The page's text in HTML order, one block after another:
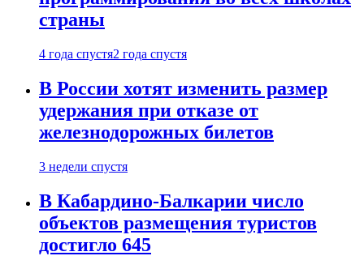
страны
4 года спустя2 года спустя
В России хотят изменить размер
удержания при отказе от
железнодорожных билетов
3 недели спустя
В Кабардино-Балкарии число
объектов размещения туристов
достигло 645